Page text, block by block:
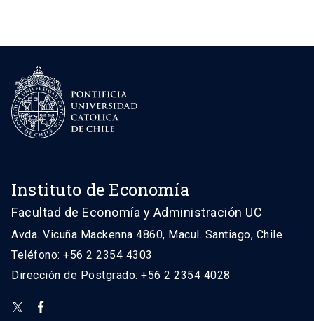
Instituto de Economía
Facultad de Economía y Administración UC
Avda. Vicuña Mackenna 4860, Macul. Santiago, Chile
Teléfono: +56 2 2354 4303
Dirección de Postgrado: +56 2 2354 4028